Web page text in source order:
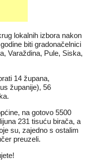
lokalnih izbora nakon
biti gradonačelnici
Varaždina, Pule, Siska,
14 župana,
županije), 56
na gotovo 5500
231 tisuću birača, a
su, zajedno s ostalim
preuzeli.